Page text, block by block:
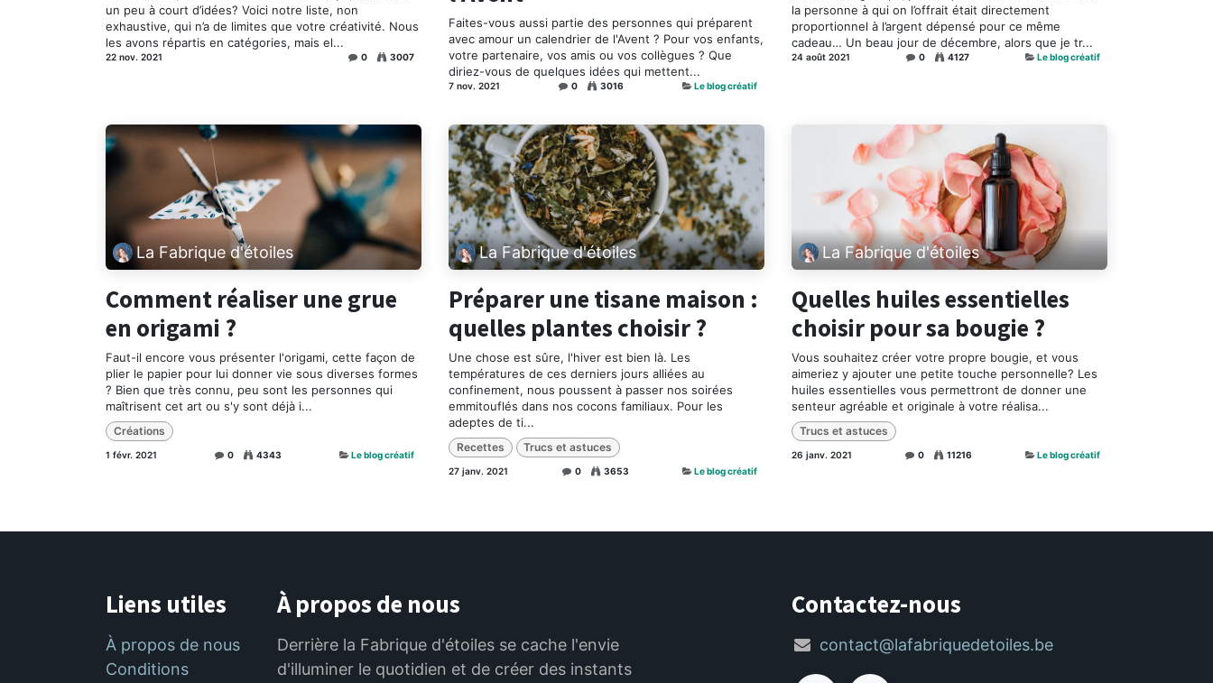
un peu à court d’idées? Voici notre liste, non
exhaustive, qui n’a de limites que votre créativité. Nous
les avons répartis en catégories, mais el...
22 nov. 2021 0 3007
Faites-vous aussi partie des personnes qui préparent
avec amour un calendrier de l'Avent ? Pour vos enfants,
votre partenaire, vos amis ou vos collègues ? Que
diriez-vous de quelques idées qui mettent...
7 nov. 2021 0 3016 Le blog créatif
la personne à qui on l’offrait était directement
proportionnel à l’argent dépensé pour ce même
cadeau… Un beau jour de décembre, alors que je tr...
24 août 2021 0 4127 Le blog créatif
La Fabrique d'étoiles
Comment réaliser une grue
en origami ?
Faut-il encore vous présenter l'origami, cette façon de
plier le papier pour lui donner vie sous diverses formes
? Bien que très connu, peu sont les personnes qui
maîtrisent cet art ou s'y sont déjà i...
Créations
1 févr. 2021 0 4343 Le blog créatif
La Fabrique d'étoiles
Préparer une tisane maison :
quelles plantes choisir ?
Une chose est sûre, l'hiver est bien là. Les
températures de ces derniers jours alliées au
confinement, nous poussent à passer nos soirées
emmitouflés dans nos cocons familiaux. Pour les
adeptes de ti...
Recettes Trucs et astuces
27 janv. 2021 0 3653 Le blog créatif
La Fabrique d'étoiles
Quelles huiles essentielles
choisir pour sa bougie ?
Vous souhaitez créer votre propre bougie, et vous
aimeriez y ajouter une petite touche personnelle? Les
huiles essentielles vous permettront de donner une
senteur agréable et originale à votre réalisa...
Trucs et astuces
26 janv. 2021 0 11216 Le blog créatif
Liens utiles
À propos de nous
Conditions
À propos de nous
Derrière la Fabrique d'étoiles se cache l'envie
d'illuminer le quotidien et de créer des instants
Contactez-nous
contact@lafabriquedetoiles.be